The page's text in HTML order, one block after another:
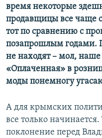
время некоторые
продавщицы все чаще
тот по сравнению с
позапрошлым годами.
не находят – мол,
«Оплаченная» в
моды понемногу
А для крымских
все только
поклонение перед